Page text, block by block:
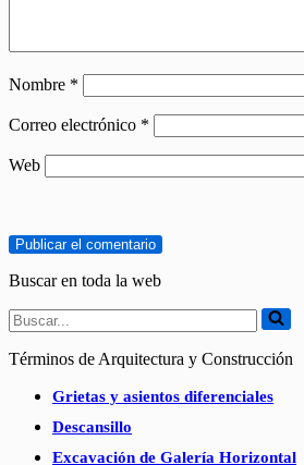
Nombre *
Correo electrónico *
Web
Buscar en toda la web
Buscar...
Términos de Arquitectura y Construcción
Grietas y asientos diferenciales
Descansillo
Excavación de Galería Horizontal